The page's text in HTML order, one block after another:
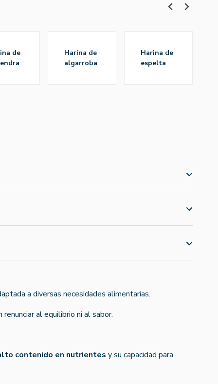
harina de
algarroba
harina de
espelta
a diversas necesidades alimentarias.
al equilibrio ni al sabor.
contenido en nutrientes y su capacidad para